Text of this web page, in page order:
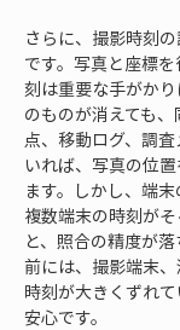
さらに、撮影時刻
です。写真と座標
刻は重要な手がか
のものが消えても
点、移動ログ、調
いれば、写真の位
ます。しかし、端末
複数端末の時刻が
と、照合の精度が
前には、撮影端末
時刻が大きくずれ
安心です。